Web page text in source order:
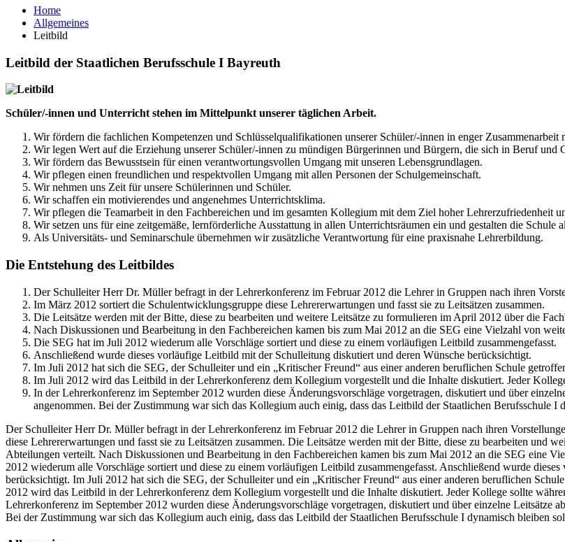
Home
Allgemeines
Leitbild
Leitbild der Staatlichen Berufsschule I Bayreuth
Schüler/-innen und Unterricht stehen im Mittelpunkt unserer täglichen Arbeit.
Wir fördern die fachlichen Kompetenzen und Schlüsselqualifikationen unserer Schüler/-innen in enger
Wir legen Wert auf die Erziehung unserer Schüler/-innen zu mündigen Bürgerinnen und Bürgern, die sich in Beruf und
Wir fördern das Bewusstsein für einen verantwortungsvollen Umgang mit unseren Lebensgrundlagen.
Wir pflegen einen freundlichen und respektvollen Umgang mit allen Personen der Schulgemeinschaft.
Wir nehmen uns Zeit für unsere Schülerinnen und Schüler.
Wir schaffen ein motivierendes und angenehmes Unterrichtsklima.
Wir pflegen die Teamarbeit in den Fachbereichen und im gesamten Kollegium mit dem Ziel hoher Lehrerzufriedenheit
Wir setzen uns für eine zeitgemäße, lernförderliche Ausstattung in allen Unterrichtsräumen ein und gestalten die Schule
Als Universitäts- und Seminarschule übernehmen wir zusätzliche Verantwortung für eine praxisnahe Lehrerbildung.
Die Entstehung des Leitbildes
Der Schulleiter Herr Dr. Müller befragt in der Lehrerkonferenz im Februar 2012 die Lehrer in Gruppen nach ihren
Im März 2012 sortiert die Schulentwicklungsgruppe diese Lehrererwartungen und fasst sie zu Leitsätzen zusammen.
Die Leitsätze werden mit der Bitte, diese zu bearbeiten und weitere Leitsätze zu formulieren im April 2012 über die
Nach Diskussionen und Bearbeitung in den Fachbereichen kamen bis zum Mai 2012 an die SEG eine Vielzahl von
Die SEG hat im Juli 2012 wiederum alle Vorschläge sortiert und diese zu einem vorläufigen Leitbild zusammengefasst.
Anschließend wurde dieses vorläufige Leitbild mit der Schulleitung diskutiert und deren Wünsche berücksichtigt.
Im Juli 2012 hat sich die SEG, der Schulleiter und ein „Kritischer Freund“ aus einer anderen beruflichen Schule
Im Juli 2012 wird das Leitbild in der Lehrerkonferenz dem Kollegium vorgestellt und die Inhalte diskutiert. Jeder
In der Lehrerkonferenz im September 2012 wurden diese Änderungsvorschläge vorgetragen, diskutiert und über
angenommen. Bei der Zustimmung war sich das Kollegium auch einig, dass das Leitbild der Staatlichen Berufsschule
Der Schulleiter Herr Dr. Müller befragt in der Lehrerkonferenz im Februar 2012 die Lehrer in Gruppen nach ihren
diese Lehrererwartungen und fasst sie zu Leitsätzen zusammen. Die Leitsätze werden mit der Bitte, diese zu bearbeiten und
Abteilungen verteilt. Nach Diskussionen und Bearbeitung in den Fachbereichen kamen bis zum Mai 2012 an die SEG eine
2012 wiederum alle Vorschläge sortiert und diese zu einem vorläufigen Leitbild zusammengefasst. Anschließend wurde
berücksichtigt. Im Juli 2012 hat sich die SEG, der Schulleiter und ein „Kritischer Freund“ aus einer anderen beruflichen
2012 wird das Leitbild in der Lehrerkonferenz dem Kollegium vorgestellt und die Inhalte diskutiert. Jeder Kollege sollte
Lehrerkonferenz im September 2012 wurden diese Änderungsvorschläge vorgetragen, diskutiert und über einzelne Leitsätze
Bei der Zustimmung war sich das Kollegium auch einig, dass das Leitbild der Staatlichen Berufsschule I dynamisch bleiben